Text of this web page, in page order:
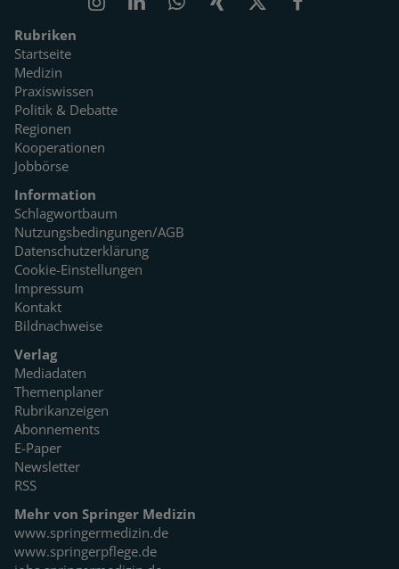
Rubriken
Startseite
Medizin
Praxiswissen
Politik & Debatte
Regionen
Kooperationen
Jobbörse
Information
Schlagwortbaum
Nutzungsbedingungen/AGB
Datenschutzerklärung
Cookie-Einstellungen
Impressum
Kontakt
Bildnachweise
Verlag
Mediadaten
Themenplaner
Rubrikanzeigen
Abonnements
E-Paper
Newsletter
RSS
Mehr von Springer Medizin
www.springermedizin.de
www.springerpflege.de